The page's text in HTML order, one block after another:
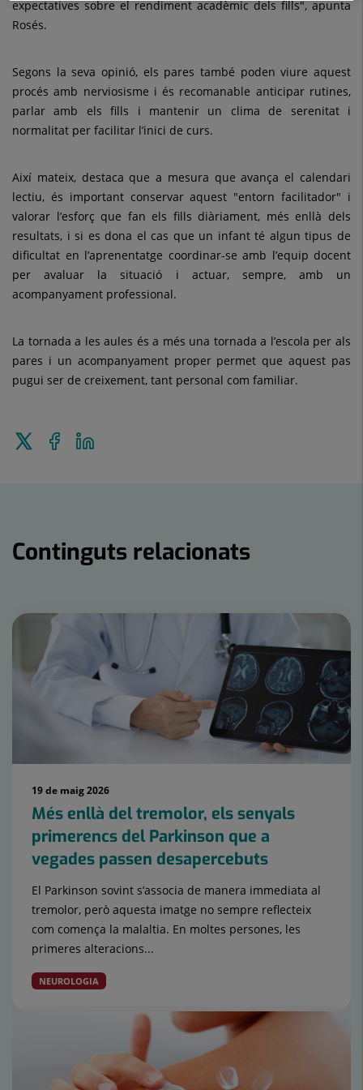
expectatives sobre el rendiment acadèmic dels fills", apunta
Rosés.
Segons la seva opinió, els pares també poden viure aquest
procés amb nerviosisme i és recomanable anticipar rutines,
parlar amb els fills i mantenir un clima de serenitat i
normalitat per facilitar l’inici de curs.
Així mateix, destaca que a mesura que avança el calendari
lectiu, és important conservar aquest "entorn facilitador" i
valorar l’esforç que fan els fills diàriament, més enllà dels
resultats, i si es dona el cas que un infant té algun tipus de
dificultat en l’aprenentatge coordinar-se amb l’equip docent
per avaluar la situació i actuar, sempre, amb un
acompanyament professional.
La tornada a les aules és a més una tornada a l’escola per als
pares i un acompanyament proper permet que aquest pas
pugui ser de creixement, tant personal com familiar.
Enviar
Compartir
Continguts relacionats
19 de maig 2026
Més enllà del tremolor, els senyals
primerencs del Parkinson que a
vegades passen desapercebuts
El Parkinson sovint s’associa de manera immediata al
tremolor, però aquesta imatge no sempre reflecteix
com comença la malaltia. En moltes persones, les
primeres alteracions...
NEUROLOGIA